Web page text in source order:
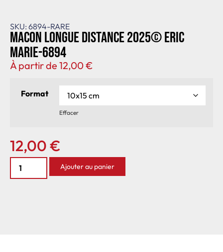
SKU: 6894-RARE
Macon longue distance 2025© Eric
Marie-6894
À partir de 12,00€
Format
Effacer
12,00€
Ajouter au panier